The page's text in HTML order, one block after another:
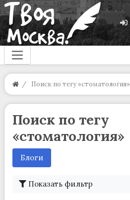
Поиск по тегу «стоматология»
Поиск по тегу
«стоматология»
Блоги
Показать фильтр